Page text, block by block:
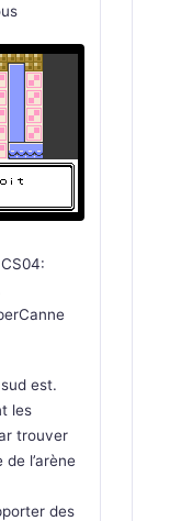
est.
les
trouver
l’arène
des